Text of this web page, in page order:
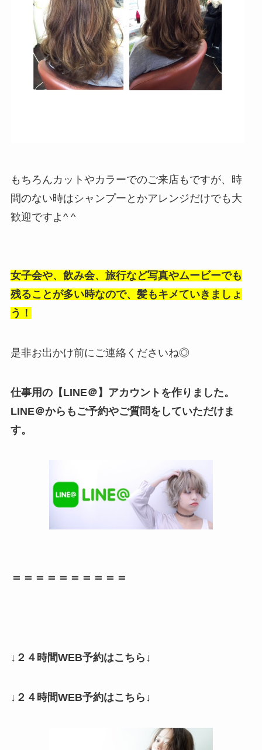
もちろんカットやカラーでのご来店もですが、時
間のない時はシャンプーとかアレンジだけでも大
歓迎ですよ^ ^
女子会や、飲み会、旅行など写真やムービーでも
残ることが多い時なので、髪もキメていきましょ
う！
是非お出かけ前にご連絡くださいね◎
仕事用の【LINE＠】アカウントを作りました。
LINE＠からもご予約やご質問をしていただけま
す。
＝＝＝＝＝＝＝＝＝＝
↓２４時間WEB予約はこちら↓
↓２４時間WEB予約はこちら↓